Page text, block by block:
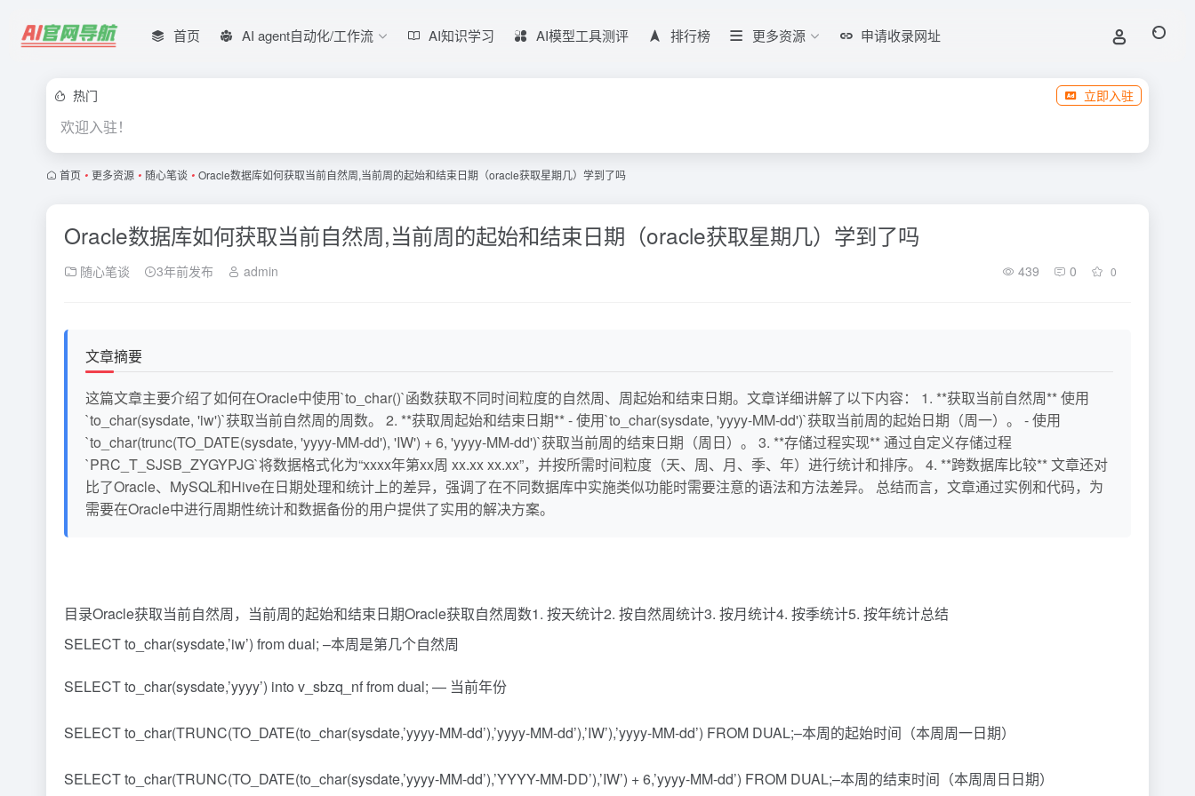
首页 AI agent自动化/工作流 AI知识学习 AI模型工具测评 排行榜 更多资源 申请收录网址
热门 立即入驻
欢迎入驻！
首页 • 更多资源 • 随心笔谈 • Oracle数据库如何获取当前自然周,当前周的起始和结束日期（oracle获取星期几）学到了吗
Oracle数据库如何获取当前自然周,当前周的起始和结束日期（oracle获取星期几）学到了吗
随心笔谈 3年前发布 admin 439 0 0
文章摘要
这篇文章主要介绍了如何在Oracle中使用`to_char()`函数获取不同时间粒度的自然周、周起始和结束日期。文章详细讲解了以下内容： 1. **获取当前自然周** 使用
`to_char(sysdate, 'iw')`获取当前自然周的周数。 2. **获取周起始和结束日期** - 使用`to_char(sysdate, 'yyyy-MM-dd')`获取当前周的起始日期（周一）。 - 使用
`to_char(trunc(TO_DATE(sysdate, 'yyyy-MM-dd'), 'IW') + 6, 'yyyy-MM-dd')`获取当前周的结束日期（周日）。 3. **存储过程实现** 通过自定义存储过程
`PRC_T_SJSB_ZYGYPJG`将数据格式化为“xxxx年第xx周 xx.xx xx.xx”，并按所需时间粒度（天、周、月、季、年）进行统计和排序。 4. **跨数据库比较** 文章还对
比了Oracle、MySQL和Hive在日期处理和统计上的差异，强调了在不同数据库中实施类似功能时需要注意的语法和方法差异。 总结而言，文章通过实例和代码，为
需要在Oracle中进行周期性统计和数据备份的用户提供了实用的解决方案。
目录Oracle获取当前自然周，当前周的起始和结束日期Oracle获取自然周数1. 按天统计2. 按自然周统计3. 按月统计4. 按季统计5. 按年统计总结
SELECT to_char(sysdate,’iw’) from dual; –本周是第几个自然周
SELECT to_char(sysdate,’yyyy’) into v_sbzq_nf from dual; — 当前年份
SELECT to_char(TRUNC(TO_DATE(to_char(sysdate,’yyyy-MM-dd’),’yyyy-MM-dd’),’IW’),’yyyy-MM-dd’) FROM DUAL;–本周的起始时间（本周周一日期）
SELECT to_char(TRUNC(TO_DATE(to_char(sysdate,’yyyy-MM-dd’),’YYYY-MM-DD’),’IW’) + 6,’yyyy-MM-dd’) FROM DUAL;–本周的结束时间（本周周日日期）